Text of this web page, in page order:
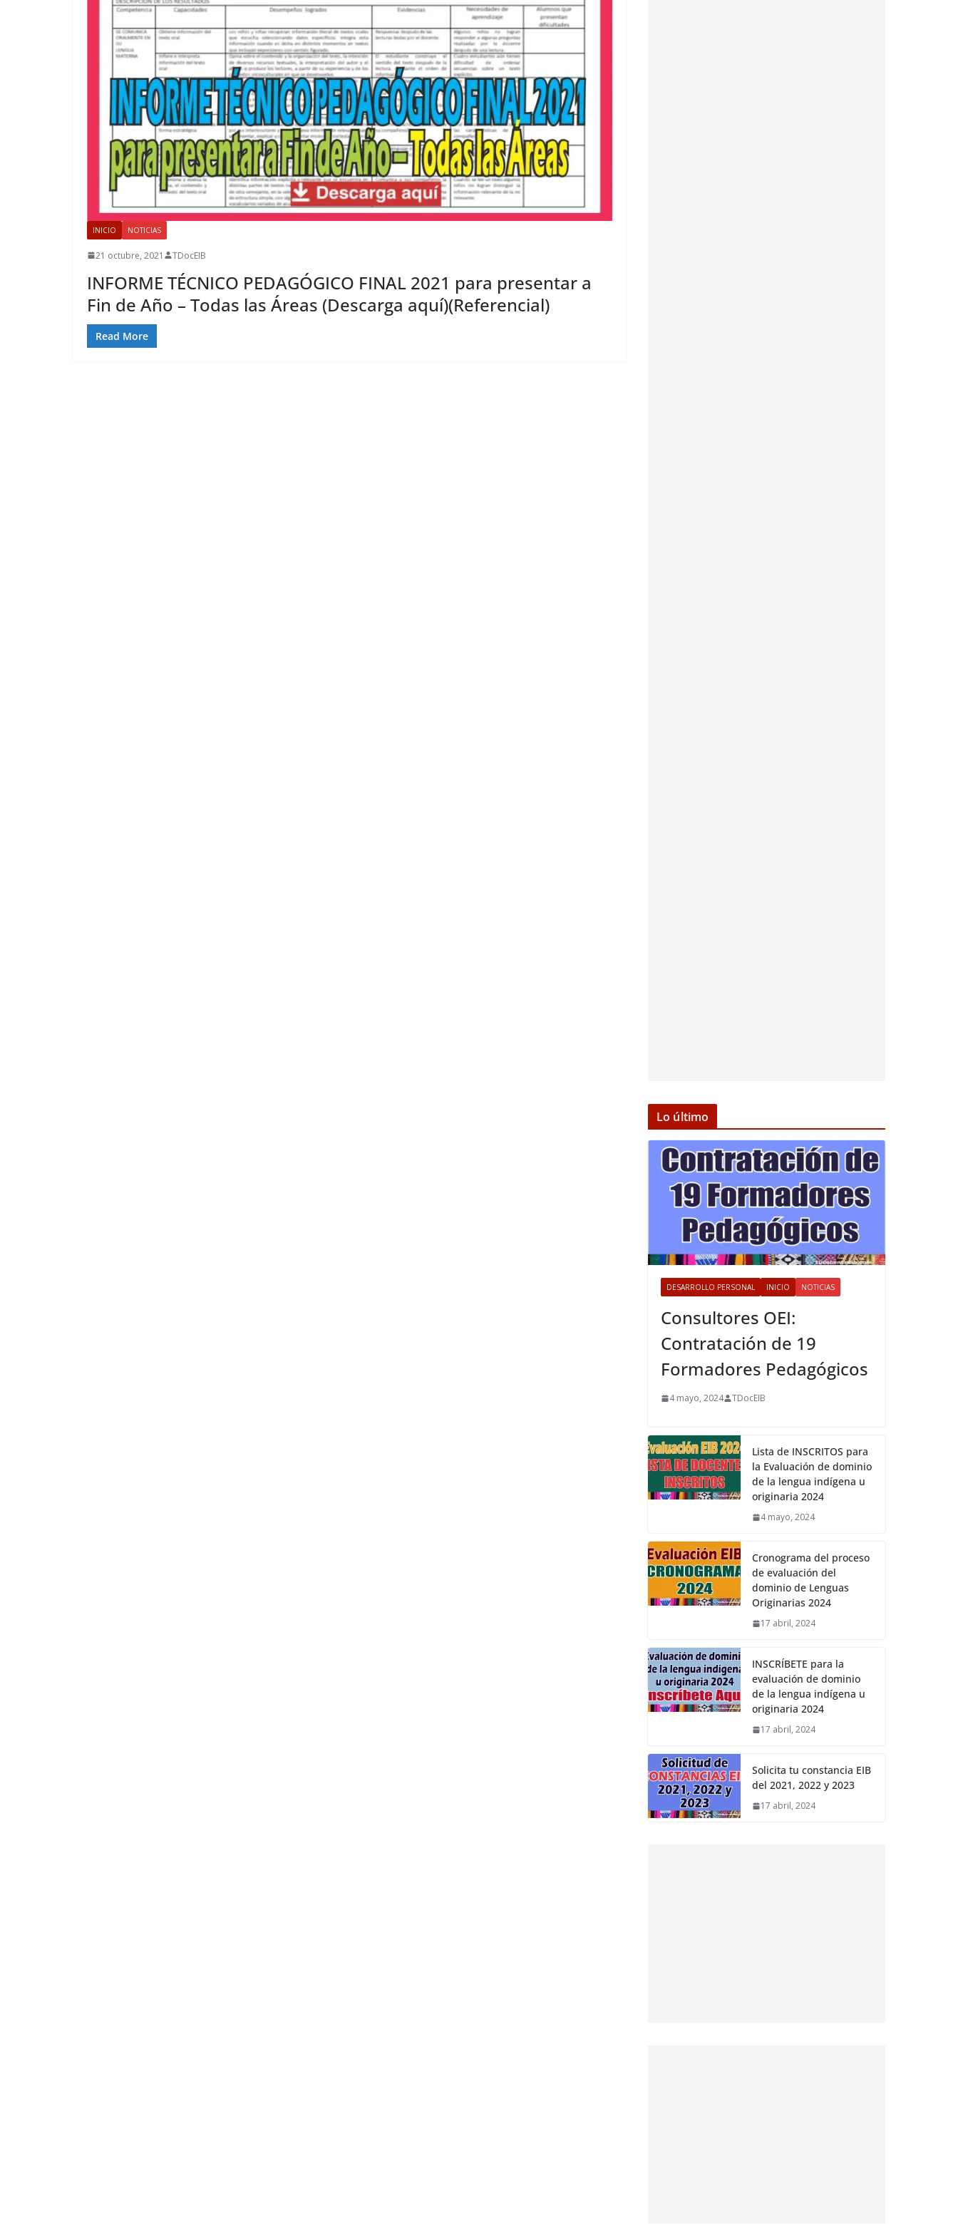
INICIO NOTICIAS
21 octubre, 2021 TDocEIB
INFORME TÉCNICO PEDAGÓGICO FINAL 2021 para presentar a
Fin de Año – Todas las Áreas (Descarga aquí)(Referencial)
Read More
Lo último
DESARROLLO PERSONAL INICIO NOTICIAS
Consultores OEI:
Contratación de 19
Formadores Pedagógicos
4 mayo, 2024 TDocEIB
Lista de INSCRITOS para
la Evaluación de dominio
de la lengua indígena u
originaria 2024
4 mayo, 2024
Cronograma del proceso
de evaluación del
dominio de Lenguas
Originarias 2024
17 abril, 2024
INSCRÍBETE para la
evaluación de dominio
de la lengua indígena u
originaria 2024
17 abril, 2024
Solicita tu constancia EIB
del 2021, 2022 y 2023
17 abril, 2024